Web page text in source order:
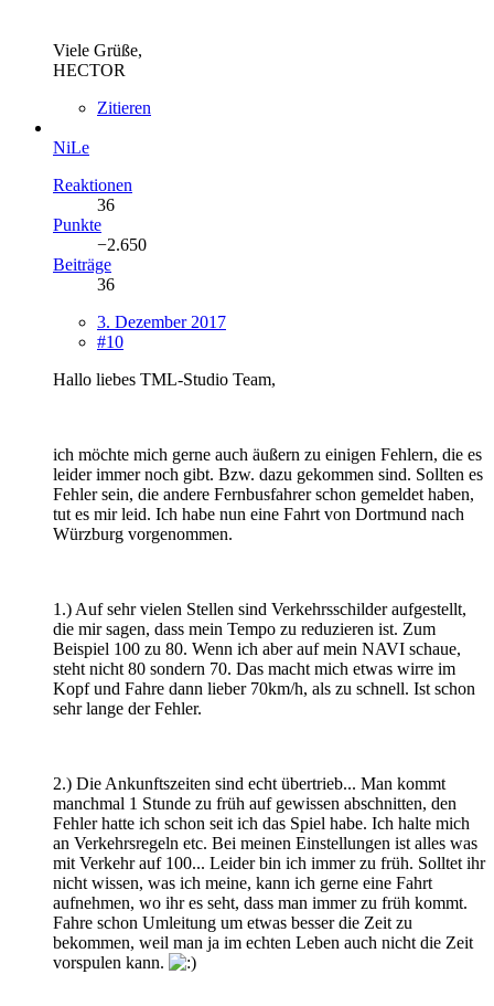
Viele Grüße,
HECTOR
Zitieren
NiLe
Reaktionen
36
Punkte
−2.650
Beiträge
36
3. Dezember 2017
#10
Hallo liebes TML-Studio Team,
ich möchte mich gerne auch äußern zu einigen Fehlern, die es
leider immer noch gibt. Bzw. dazu gekommen sind. Sollten es
Fehler sein, die andere Fernbusfahrer schon gemeldet haben,
tut es mir leid. Ich habe nun eine Fahrt von Dortmund nach
Würzburg vorgenommen.
1.) Auf sehr vielen Stellen sind Verkehrsschilder aufgestellt,
die mir sagen, dass mein Tempo zu reduzieren ist. Zum
Beispiel 100 zu 80. Wenn ich aber auf mein NAVI schaue,
steht nicht 80 sondern 70. Das macht mich etwas wirre im
Kopf und Fahre dann lieber 70km/h, als zu schnell. Ist schon
sehr lange der Fehler.
2.) Die Ankunftszeiten sind echt übertrieb... Man kommt
manchmal 1 Stunde zu früh auf gewissen abschnitten, den
Fehler hatte ich schon seit ich das Spiel habe. Ich halte mich
an Verkehrsregeln etc. Bei meinen Einstellungen ist alles was
mit Verkehr auf 100... Leider bin ich immer zu früh. Solltet ihr
nicht wissen, was ich meine, kann ich gerne eine Fahrt
aufnehmen, wo ihr es seht, dass man immer zu früh kommt.
Fahre schon Umleitung um etwas besser die Zeit zu
bekommen, weil man ja im echten Leben auch nicht die Zeit
vorspulen kann.